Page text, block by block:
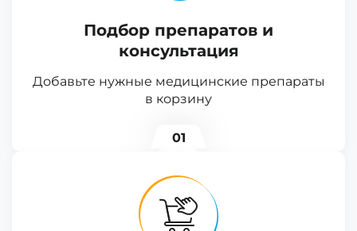
Подбор препаратов и
консультация
Добавьте нужные медицинские препараты
в корзину
01